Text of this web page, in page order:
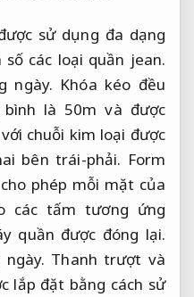
sử dụng đa dạng
các loại quần jean.
ngày. Khóa kéo đều
là 50m và được
với chuỗi kim loại được
bên trái-phải. Form
phép mỗi mặt của
các tấm tương ứng
quần được đóng lại.
Thanh trượt và
lắp đặt bằng cách sử